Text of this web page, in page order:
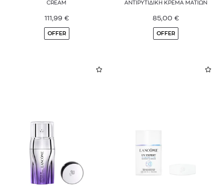
CREAM
111,99 €
OFFER
ΑΝΤΙΡΥΤΙΔΙΚΗ ΚΡΕΜΑ ΜΑΤΙΩΝ
85,00 €
OFFER